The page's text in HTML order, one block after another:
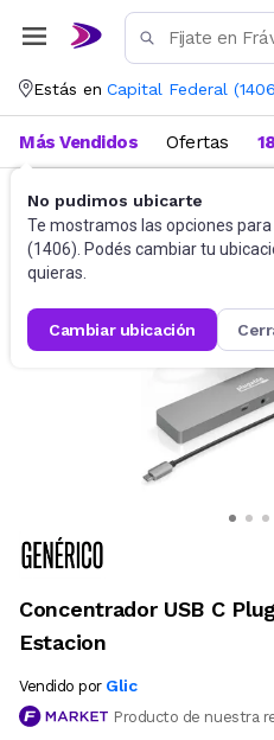
Estás en Capital Federal (
No pudimos ubicarte
Te mostramos las opciones para
(1406). Podés cambiar tu
quieras.
cambiar ubicación
Más Vendidos Ofertas
Informática
Concentrador USB C
Estacion
Vendido por Glic
Producto de nuestra